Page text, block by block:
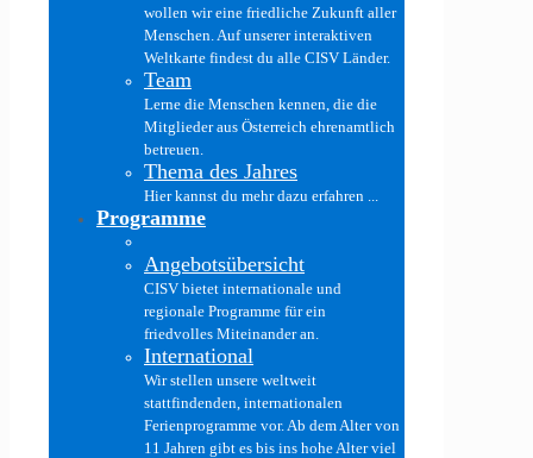
wollen wir eine friedliche Zukunft aller
Menschen. Auf unserer interaktiven
Weltkarte findest du alle CISV Länder.
Team
Lerne die Menschen kennen, die die
Mitglieder aus Österreich ehrenamtlich
betreuen.
Thema des Jahres
Hier kannst du mehr dazu erfahren ...
Programme
Angebotsübersicht
CISV bietet internationale und
regionale Programme für ein
friedvolles Miteinander an.
International
Wir stellen unsere weltweit
stattfindenden, internationalen
Ferienprogramme vor. Ab dem Alter von
11 Jahren gibt es bis ins hohe Alter viel